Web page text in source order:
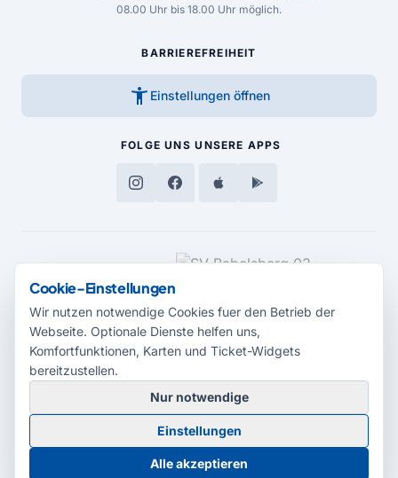
08.00 Uhr bis 18.00 Uhr möglich.
BARRIEREFREIHEIT
accessibility_new Einstellungen öffnen
FOLGE UNS UNSERE APPS
MEDIENPARTNER
© 2026 Radio Potsdam. Webseite entwickelt durch dieMedienagentur
Babelsberg
BarrierefreiheitserklärungAGBDatenschutzImpressum
Cookie-Einstellungen
Cookie-Einstellungen
Wir nutzen notwendige Cookies fuer den Betrieb der
Webseite. Optionale Dienste helfen uns,
Komfortfunktionen, Karten und Ticket-Widgets
bereitzustellen.
Nur notwendige
Einstellungen
Alle akzeptieren